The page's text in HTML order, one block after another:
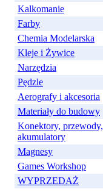
Kalkomanie
Farby
Chemia Modelarska
Kleje i Żywice
Narzędzia
Pędzle
Aerografy i akcesoria
Materiały do budowy
Konektory, przewody,
akumulatory
Magnesy
Games Workshop
WYPRZEDAŻ